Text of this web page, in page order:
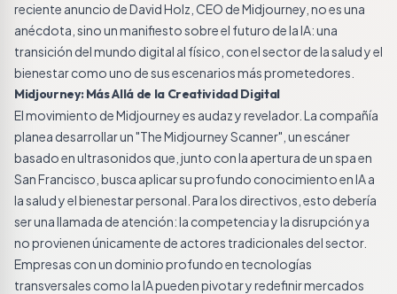
reciente anuncio de David Holz, CEO de Midjourney, no es una
anécdota, sino un manifiesto sobre el futuro de la IA: una
transición del mundo digital al físico, con el sector de la salud y el
bienestar como uno de sus escenarios más prometedores.
Midjourney: Más Allá de la Creatividad Digital
El movimiento de Midjourney es audaz y revelador. La compañía
planea desarrollar un "The Midjourney Scanner", un escáner
basado en ultrasonidos que, junto con la apertura de un spa en
San Francisco, busca aplicar su profundo conocimiento en IA a
la salud y el bienestar personal. Para los directivos, esto debería
ser una llamada de atención: la competencia y la disrupción ya
no provienen únicamente de actores tradicionales del sector.
Empresas con un dominio profundo en tecnologías
transversales como la IA pueden pivotar y redefinir mercados